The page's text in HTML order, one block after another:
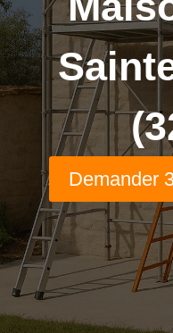
Demander